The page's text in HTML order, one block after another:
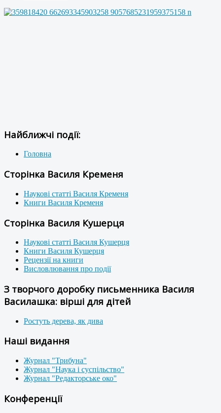
Найближчі події:
Головна
Сторінка Василя Кременя
Наукові статті Василя Кременя
Книги Василя Кременя
Сторінка Василя Кушерця
Наукові статті Василя Кушерця
Книги Василя Кушерця
Рецензії на книги
Висловлювання про події
З творчого доробку письменника Василя
Василашка: вірші для дітей
Ростуть дерева, як дива
Наші видання
Журнал "Трибуна"
Журнал "Наука і суспільство"
Журнал "Редакторське око"
Конференції